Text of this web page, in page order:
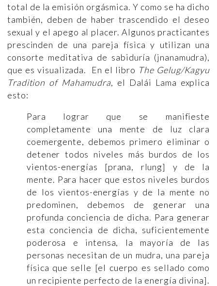
total de la emisión orgásmica. Y como se ha dicho
también, deben de haber trascendido el deseo
sexual y el apego al placer. Algunos practicantes
prescinden de una pareja física y utilizan una
consorte meditativa de sabiduría (jnanamudra),
que es visualizada. En el libro The Gelug/Kagyu
Tradition of Mahamudra, el Dalái Lama explica
esto:
Para lograr que se manifieste
completamente una mente de luz clara
coemergente, debemos primero eliminar o
detener todos niveles más burdos de los
vientos-energías [prana, rlung] y de la
mente. Para hacer que estos niveles burdos
de los vientos-energías y de la mente no
predominen, debemos de generar una
profunda conciencia de dicha. Para generar
esta conciencia de dicha, suficientemente
poderosa e intensa, la mayoría de las
personas necesitan de un mudra, una pareja
física que selle [el cuerpo es sellado como
un recipiente perfecto de la energía divina].